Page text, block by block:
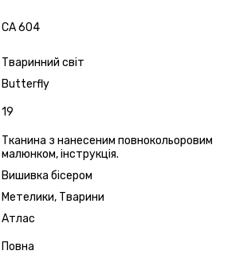
СА 604
Тваринний світ
Butterfly
19
Тканина з нанесеним повнокольоровим
малюнком, інструкція.
Вишивка бісером
Метелики, Тварини
Атлас
Повна